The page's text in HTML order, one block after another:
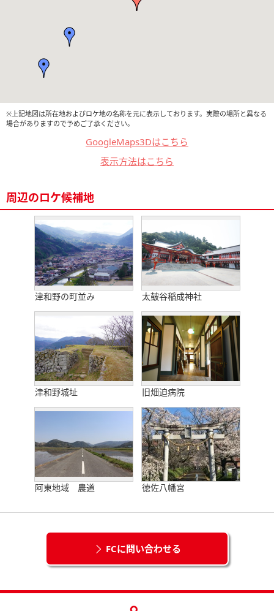
※上記地図は所在地およびロケ地の名称を元に表示しております。実際の場所と異なる
場合がありますので予めご了承ください。
GoogleMaps3Dはこちら
表示方法はこちら
周辺のロケ候補地
津和野の町並み 太皷谷稲成神社
津和野城址 旧畑迫病院
阿東地域 農道 徳佐八幡宮
FCに問い合わせる